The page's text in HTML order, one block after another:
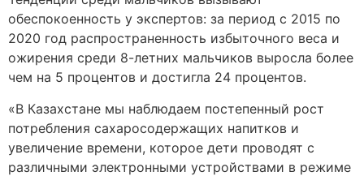
обеспокоенность у экспертов: за период с 2015 по
2020 год распространенность избыточного веса и
ожирения среди 8-летних мальчиков выросла более
чем на 5 процентов и достигла 24 процентов.
«В Казахстане мы наблюдаем постепенный рост
потребления сахаросодержащих напитков и
увеличение времени, которое дети проводят с
различными электронными устройствами в режиме